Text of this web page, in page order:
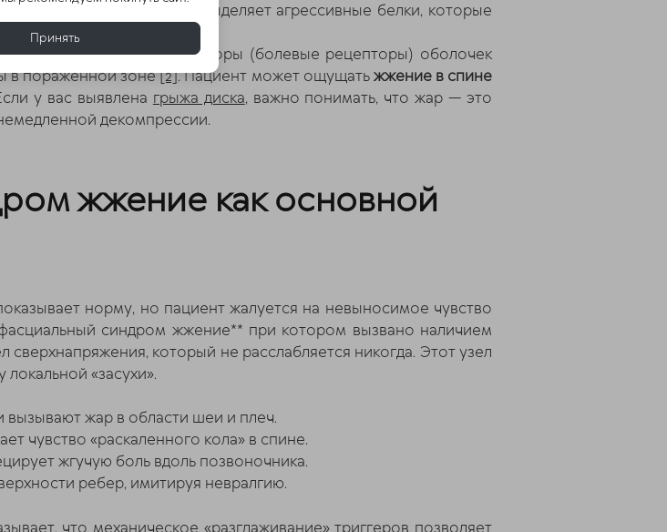
пульпозное ядро выделяет агрессивные белки, которые
раздражает ноцицепторы (болевые рецепторы) оболочек
в пораженной зоне[2]. Пациент может ощущатьжжение в спине
у вас выявлена грыжа диска, важно понимать, что жар — это
декомпрессии.
жжение как основной
норму, но пациент жалуется на невыносимое чувство
синдром жжение** при котором вызвано наличием
сверхнапряжения, который не расслабляется никогда. Этот узел
«засухи».
вызывают жар в области шеи и плеч.
чувство «раскаленного кола» в спине.
жгучую боль вдоль позвоночника.
ребер, имитируя невралгию.
Принять